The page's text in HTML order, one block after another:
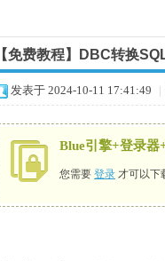
【免费教程】DBC转换
发表于 2024-10-11 17:41:49 |
Blue引擎+登录
您需要 登录 才可以下